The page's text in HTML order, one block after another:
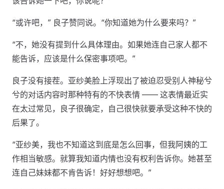
“或许吧，” 良子赞同说。“你知道她为什么要来吗？”
“不，她没有提到什么具体理由。如果她连自己家人都不
能告诉，应该是什么保密事项吧。”
良子没有接茬。亚纱美脸上浮现出了被迫忍受别人神秘兮
兮的对话内容时那种特有的不快表情 —— 这表情最近实
在太过常见，良子很确定，自己很快就要承受这种不快的
后果了。
“亚纱美，我也不知道这到底是怎么回事，但我阿姨的工
作相当敏感。就算我知道内情也没有权利告诉你。她甚至
连自己妹妹都不肯告诉！好好想想吧。”